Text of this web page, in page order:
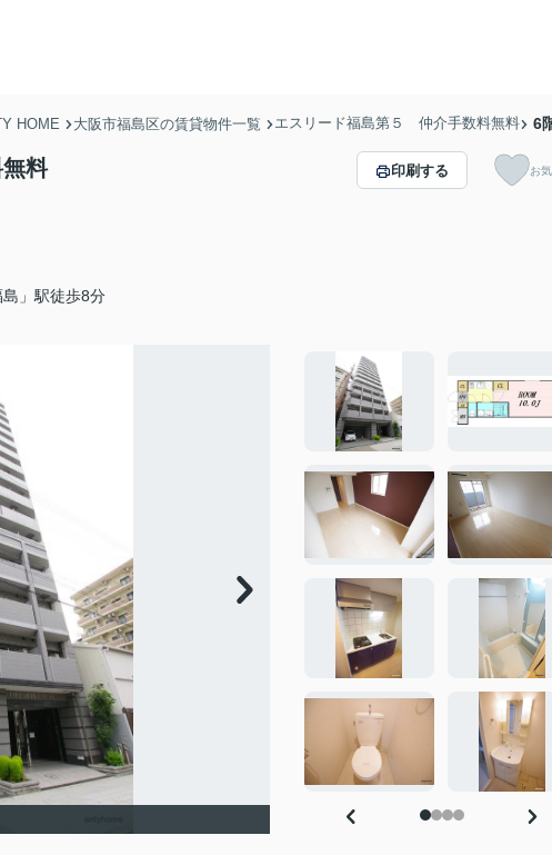
HOME 大阪市福島区の賃貸物件一覧 エスリード福島第５ 仲介手数料無料 6
料
」駅徒歩8分
印刷する お